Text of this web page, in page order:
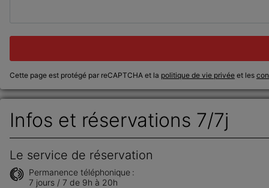
Cette page est protégé par reCAPTCHA et la politique de vie privée et les
Infos et réservations 7/7j
Le service de réservation
Permanence téléphonique :
7 jours / 7 de 9h à 20h